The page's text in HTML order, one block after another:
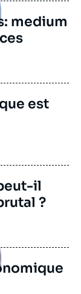
medium
est
il
?